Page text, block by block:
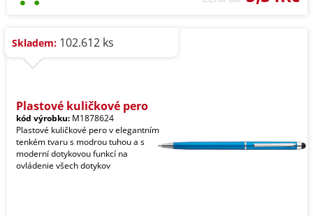
Skladem: 102.612 ks
Plastové kuličkové pero
kód výrobku: M1878624
Plastové kuličkové pero v elegantním
tenkém tvaru s modrou tuhou a s
moderní dotykovou funkcí na
ovládenie všech dotykov